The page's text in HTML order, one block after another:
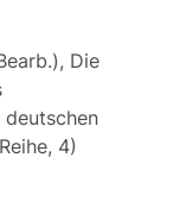
Die
deutschen
4)